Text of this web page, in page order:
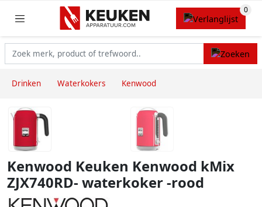
Drinken Waterkokers Kenwood
Kenwood Keuken Kenwood kMix
ZJX740RD- waterkoker -rood